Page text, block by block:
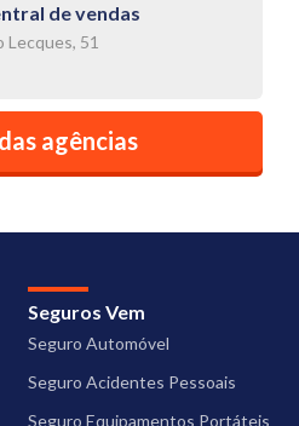
de vendas
Lecques, 51
agências
Seguros Vem
Seguro Automóvel
Seguro Acidentes Pessoais
Seguro Equipamentos Portáteis